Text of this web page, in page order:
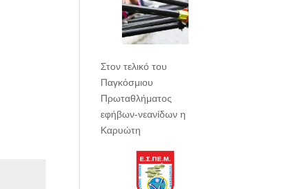
Στον τελικό του
Παγκόσμιου
Πρωταθλήματος
εφήβων-νεανίδων η
Καρυώτη